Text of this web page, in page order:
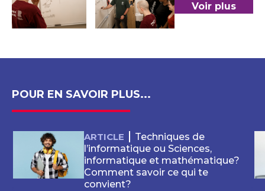
Voir plus
POUR EN SAVOIR PLUS...
ARTICLE
Techniques de
l’informatique ou Sciences,
informatique et mathématique?
Comment savoir ce qui te
convient?